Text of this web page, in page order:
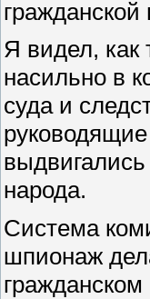
Я видел, как
насильно в
суда и
народа.
Система
шпионаж